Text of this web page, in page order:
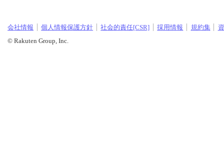
会社情報 個人情報保護方針 社会的責任[CSR] 採用情報 規約集
© Rakuten Group, Inc.